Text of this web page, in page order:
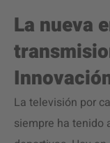
La nueva
La televisión por
siempre ha tenido